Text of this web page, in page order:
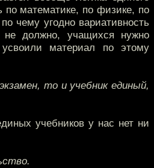
по математике, по физике, по
чему угодно вариативность
должно, учащихся нужно
материал по этому
то и учебник единый,
учебников у нас нет ни